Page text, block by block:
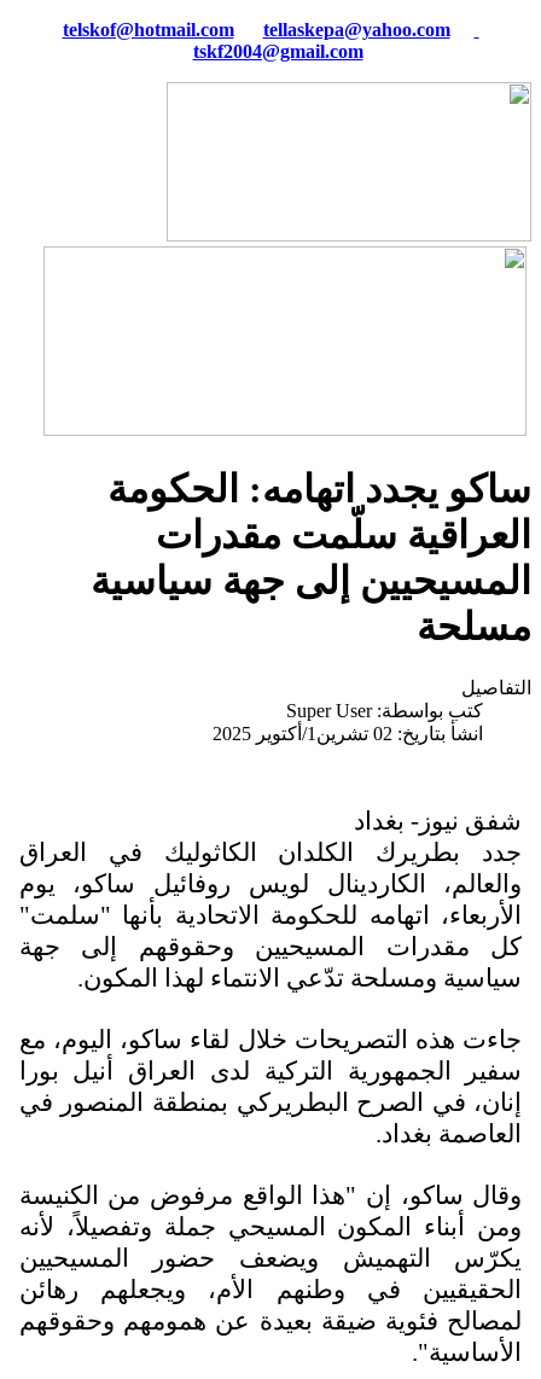
tellaskepa@yahoo.com
tskf2004@gmail.com
ساكو يجدد اتهامه: الحكومة
العراقية سلّمت مقدرات
المسيحيين إلى جهة سياسية
مسلحة
التفاصيل
كتب بواسطة:Super User
انشأ بتاريخ: 02 تشرين1/أكتوير 2025
شفق نيوز- بغداد
جدد بطريرك الكلدان الكاثوليك في العراق
والعالم، الكاردينال لويس روفائيل ساكو، يوم
الأربعاء، اتهامه للحكومة الاتحادية بأنها "سلمت"
كل مقدرات المسيحيين وحقوقهم إلى جهة
سياسية ومسلحة تدّعي الانتماء لهذا المكون.
جاءت هذه التصريحات خلال لقاء ساكو، اليوم، مع
سفير الجمهورية التركية لدى العراق أنيل بورا
إنان، في الصرح البطريركي بمنطقة المنصور في
العاصمة بغداد.
وقال ساكو، إن "هذا الواقع مرفوض من الكنيسة
ومن أبناء المكون المسيحي جملة وتفصيلاً، لأنه
يكرّس التهميش ويضعف حضور المسيحيين
الحقيقيين في وطنهم الأم، ويجعلهم رهائن
لمصالح فئوية ضيقة بعيدة عن همومهم وحقوقهم
الأساسية".